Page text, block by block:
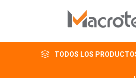
TODOS LOS